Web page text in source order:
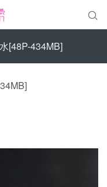

[48P-434MB]